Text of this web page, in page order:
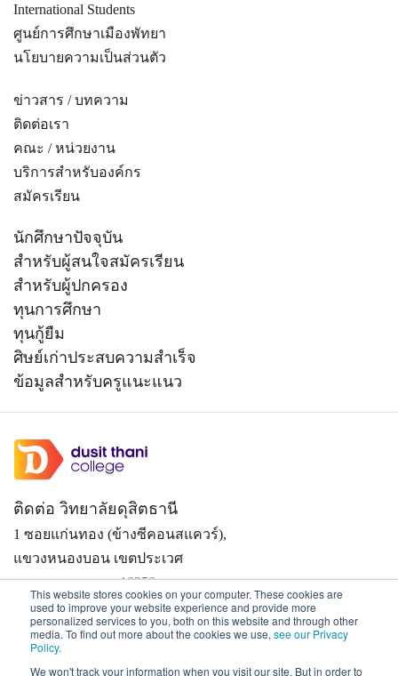
This website stores cookies on your computer. These cookies are
used to improve your website experience and provide more
personalized services to you, both on this website and through other
media. To find out more about the cookies we use, see our Privacy
Policy.
We won't track your information when you visit our site. But in order to
ติดต่อ วิทยาลัยดุสิตธานี
1 ซอยแก่นทอง (ข้างซีคอนสแควร์),
แขวงหนองบอน เขตประเวศ
กรุงเทพมหานคร 10250
0-2361-7805, 0-2361-7811-3
038-488-463-7 (ศูนย์การศึกษาเมืองพัทยา)
International Students
ศูนย์การศึกษาเมืองพัทยา
นโยบายความเป็นส่วนตัว
ข่าวสาร / บทความ
ติดต่อเรา
คณะ / หน่วยงาน
บริการสำหรับองค์กร
สมัครเรียน
นักศึกษาปัจจุบัน
สำหรับผู้สนใจสมัครเรียน
สำหรับผู้ปกครอง
ทุนการศึกษา
ทุนกู้ยืม
ศิษย์เก่าประสบความสำเร็จ
ข้อมูลสำหรับครูแนะแนว